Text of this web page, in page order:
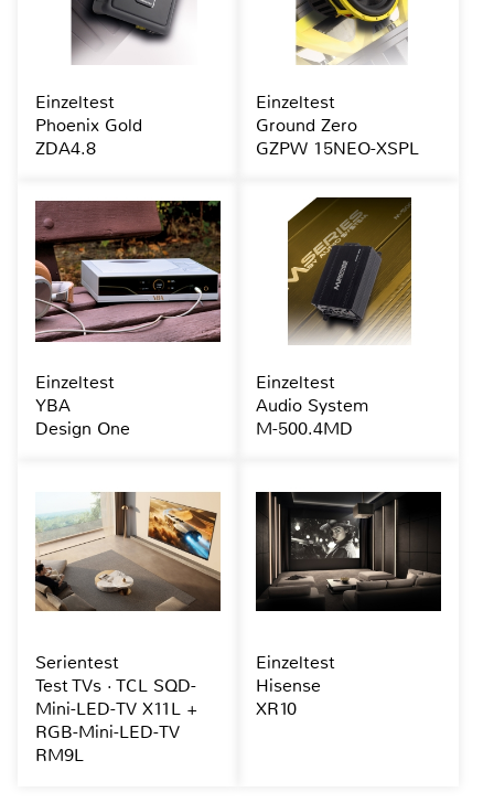
Einzeltest
Phoenix Gold
ZDA4.8
Einzeltest
Ground Zero
GZPW 15NEO-XSPL
Einzeltest
YBA
Design One
Einzeltest
Audio System
M-500.4MD
Serientest
Test TVs · TCL SQD-
Mini-LED-TV X11L +
RGB-Mini-LED-TV
RM9L
Einzeltest
Hisense
XR10